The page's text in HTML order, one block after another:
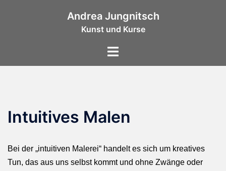
Andrea Jungnitsch
Kunst und Kurse
Menü
Intuitives Malen
Bei der „intuitiven Malerei“ handelt es sich um kreatives
Tun, das aus uns selbst kommt und ohne Zwänge oder